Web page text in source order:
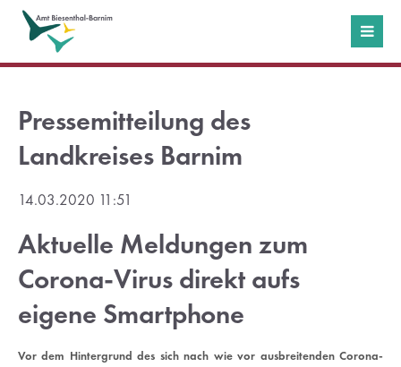
Login
Anmelden
Pressemitteilung des
Landkreises Barnim
14.03.2020 11:51
Aktuelle Meldungen zum
Corona-Virus direkt aufs
eigene Smartphone
Vor dem Hintergrund des sich nach wie vor ausbreitenden Corona-